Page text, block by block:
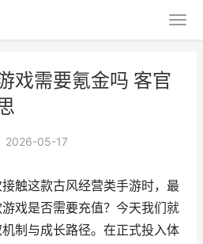
戏需要氪金吗 客官
2026-05-17
触这款古风经营类手游时，最
戏是否需要充值？今天我们就
制与成长路径。在正式投入体